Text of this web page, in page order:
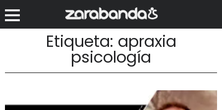
Etiqueta: apraxia
psicología